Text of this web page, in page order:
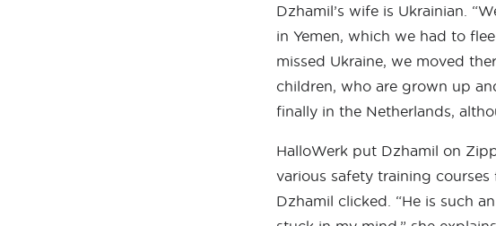
Dzhamil’s wife is Ukrainian.
in Yemen, which we had to
missed Ukraine, we moved
children, who are grown up
finally in the Netherlands,
HalloWerk put Dzhamil on
various safety training
Dzhamil clicked. “He is such